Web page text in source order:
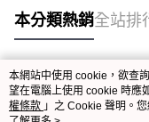
本分類熱銷全站排
熱門標籤
本網站中使用 cookie，欲查
望在電腦上使用 cookie 時應
權條款 」之 Cookie 聲明。